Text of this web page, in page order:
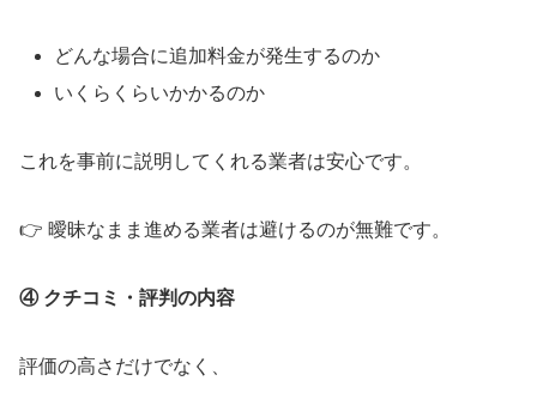
どんな場合に追加料金が発生するのか
いくらくらいかかるのか
これを事前に説明してくれる業者は安心です。
👉 曖昧なまま進める業者は避けるのが無難です。
④ クチコミ・評判の内容
評価の高さだけでなく、